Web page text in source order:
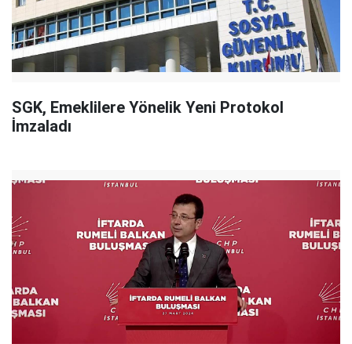
SGK, Emeklilere Yönelik Yeni Protokol
İmzaladı